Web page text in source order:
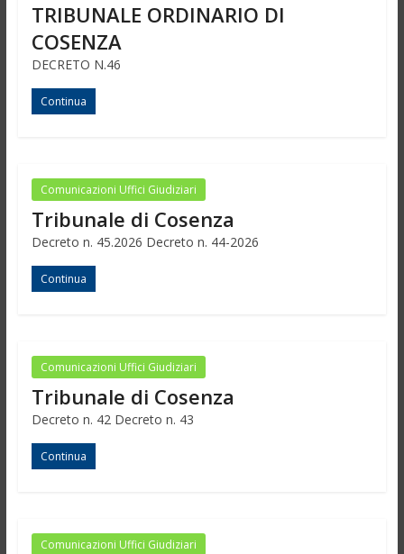
TRIBUNALE ORDINARIO DI
COSENZA
DECRETO N.46
Continua
Comunicazioni Uffici Giudiziari
Tribunale di Cosenza
Decreto n. 45.2026 Decreto n. 44-2026
Continua
Comunicazioni Uffici Giudiziari
Tribunale di Cosenza
Decreto n. 42 Decreto n. 43
Continua
Comunicazioni Uffici Giudiziari